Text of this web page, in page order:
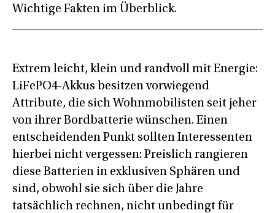
Wichtige Fakten im Überblick.
Extrem leicht, klein und randvoll mit Energie:
LiFePO4-Akkus besitzen vorwiegend
Attribute, die sich Wohnmobilisten seit jeher
von ihrer Bordbatterie wünschen. Einen
entscheidenden Punkt sollten Interessenten
hierbei nicht vergessen: Preislich rangieren
diese Batterien in exklusiven Sphären und
sind, obwohl sie sich über die Jahre
tatsächlich rechnen, nicht unbedingt für